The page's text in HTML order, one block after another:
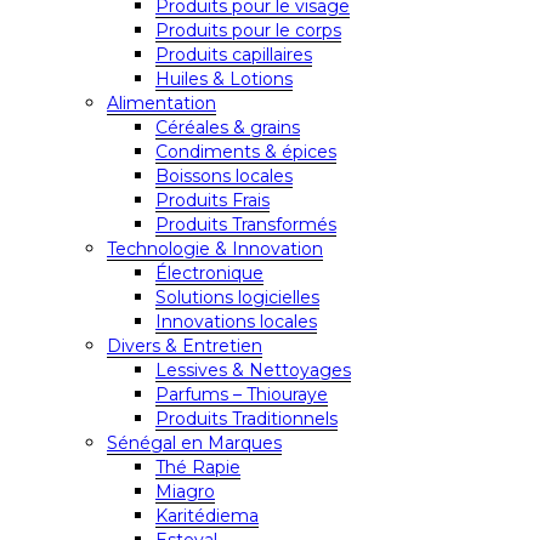
Produits pour le visage
Produits pour le corps
Produits capillaires
Huiles & Lotions
Alimentation
Céréales & grains
Condiments & épices
Boissons locales
Produits Frais
Produits Transformés
Technologie & Innovation
Électronique
Solutions logicielles
Innovations locales
Divers & Entretien
Lessives & Nettoyages
Parfums – Thiouraye
Produits Traditionnels
Sénégal en Marques
Thé Rapie
Miagro
Karitédiema